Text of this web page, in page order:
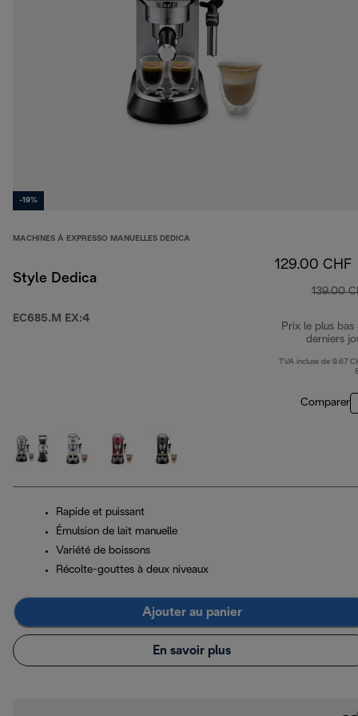
-19%
MACHINES À EXPRESSO MANUELLES DEDICA
Style Dedica
EC685.M EX:4
129.00 CHF
139.00
Prix le plus bas
derniers
TVA incluse de 9.67
Comparer
Rapide et puissant
Émulsion de lait manuelle
Variété de boissons
Récolte-gouttes à deux niveaux
Ajouter au panier
En savoir plus